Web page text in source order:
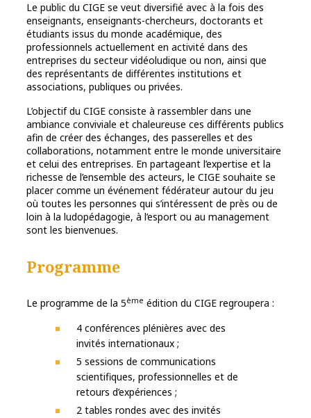
Le public du CIGE se veut diversifié avec à la fois des
enseignants, enseignants-chercheurs, doctorants et
étudiants issus du monde académique, des
professionnels actuellement en activité dans des
entreprises du secteur vidéoludique ou non, ainsi que
des représentants de différentes institutions et
associations, publiques ou privées.
L’objectif du CIGE consiste à rassembler dans une
ambiance conviviale et chaleureuse ces différents publics
afin de créer des échanges, des passerelles et des
collaborations, notamment entre le monde universitaire
et celui des entreprises. En partageant l’expertise et la
richesse de l’ensemble des acteurs, le CIGE souhaite se
placer comme un événement fédérateur autour du jeu
où toutes les personnes qui s’intéressent de près ou de
loin à la ludopédagogie, à l’esport ou au management
sont les bienvenues.
Programme
Le programme de la 5ème édition du CIGE regroupera :
4 conférences plénières avec des
invités internationaux ;
5 sessions de communications
scientifiques, professionnelles et de
retours d’expériences ;
2 tables rondes avec des invités